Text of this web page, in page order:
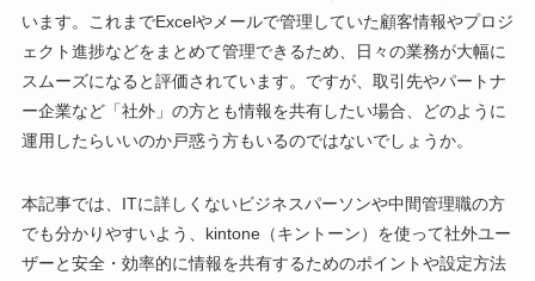
います。これまでExcelやメールで管理していた顧客情報やプロジ
ェクト進捗などをまとめて管理できるため、日々の業務が大幅に
スムーズになると評価されています。ですが、取引先やパートナ
ー企業など「社外」の方とも情報を共有したい場合、どのように
運用したらいいのか戸惑う方もいるのではないでしょうか。
本記事では、ITに詳しくないビジネスパーソンや中間管理職の方
でも分かりやすいよう、kintone（キントーン）を使って社外ユー
ザーと安全・効率的に情報を共有するためのポイントや設定方法